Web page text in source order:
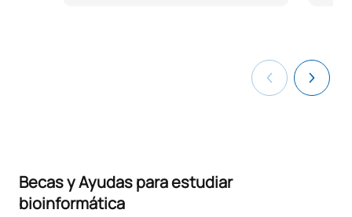
Becas y Ayudas para estudiar
bioinformática